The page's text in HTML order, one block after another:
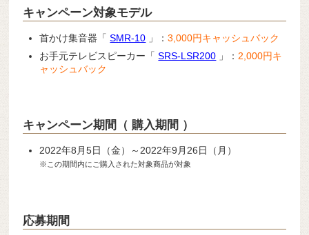
キャンペーン対象モデル
首かけ集音器「SMR-10 」：3,000円キャッシュバック
お手元テレビスピーカー「SRS-LSR200 」： 2,000円キ
ャッシュバック
キャンペーン期間（ 購入期間 ）
2022年8月5日（金）～2022年9月26日（月）
※この期間内にご購入された対象商品が対象
応募期間